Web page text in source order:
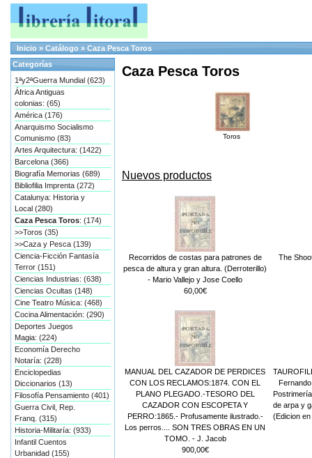
Inicio » Catálogo » Caza Pesca Toros
Caza Pesca Toros
Toros
Nuevos productos
Recorridos de costas para patrones de
pesca de altura y gran altura. (Derroterillo)
- Mario Vallejo y Jose Coello
60,00€
The
MANUAL DEL CAZADOR DE PERDICES
CON LOS RECLAMOS:1874. CON EL
PLANO PLEGADO.-TESORO DEL
CAZADOR CON ESCOPETA Y
PERRO:1865.- Profusamente ilustrado.-
Los perros.... SON TRES OBRAS EN UN
TOMO. - J. Jacob
900,00€
de arpa y
(Edicion
Categorías
1ªy2ªGuerra Mundial (623)
África Antiguas
colonias: (65)
América (176)
Anarquismo Socialismo
Comunismo (83)
Artes Arquitectura: (1422)
Barcelona (366)
Biografía Memorias (689)
Bibliofilia Imprenta (272)
Catalunya: Historia y
Local (280)
Caza Pesca Toros: (174)
>>Toros (35)
>>Caza y Pesca (139)
Ciencia-Ficción Fantasía
Terror (151)
Ciencias Industrias: (638)
Ciencias Ocultas (148)
Cine Teatro Música: (468)
Cocina Alimentación: (290)
Deportes Juegos
Magia: (224)
Economía Derecho
Notaría: (228)
Enciclopedias
Diccionarios (13)
Filosofía Pensamiento (401)
Guerra Civil, Rep.
Franq. (315)
Historia-Militaría: (933)
Infantil Cuentos
Urbanidad (155)